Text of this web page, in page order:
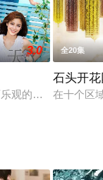
——“天网”工程。
3.0
观的单身妈妈李晓
全20集
石头开
在十个区